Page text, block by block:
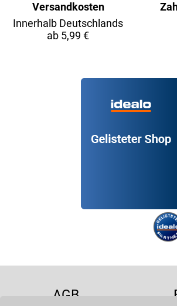
Versandkosten
Innerhalb Deutschlands
ab 5,99 €
AGB